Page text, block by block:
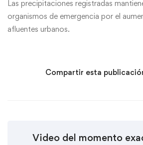
Las precipitaciones registradas
organismos de emergencia por el
afluentes urbanos.
Compartir esta
Video del momento